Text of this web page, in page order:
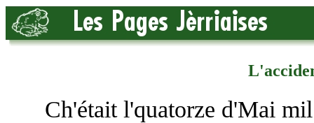
Ch'était l'quatorze d'Mai